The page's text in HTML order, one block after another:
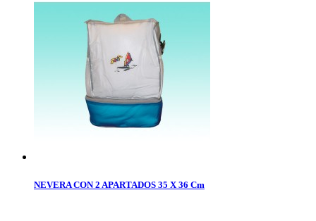
NEVERA CON 2 APARTADOS 35 X 36 Cm